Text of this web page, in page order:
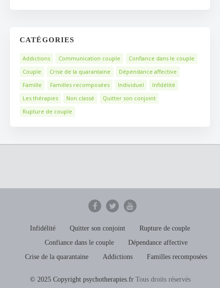
CATÉGORIES
Addictions Communication couple
Confiance dans le couple
Couple
Crise de la quarantaine
Dépendance affective
Famille
Familles recomposées Individuel
Infidélité
Les thérapies
Non classé
Quitter son conjoint
Rupture de couple
Infidélité Quitter son conjoint
Rupture de couple
Confiance dans le couple
Dépendance affective
Crise de la quarantaine
Addictions Familles recomposées
© 2025 Copyright psychotherapies.frTous droits réservés